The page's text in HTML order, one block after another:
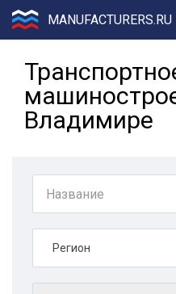
MANUFACTURERS.RU
Владимире
Регион